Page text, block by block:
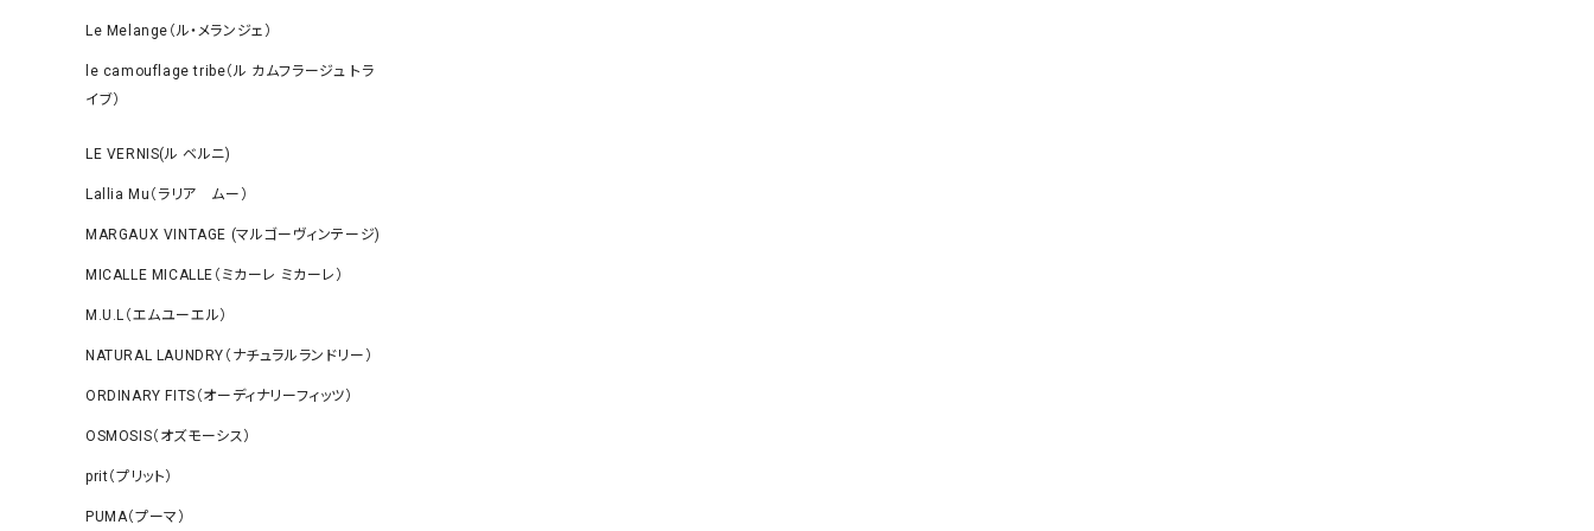
Le Melange（ル・メランジェ）
le camouflage tribe（ル カムフラージュ トラ
イブ）
LE VERNIS(ル ベルニ)
Lallia Mu（ラリア ムー）
MARGAUX VINTAGE (マルゴーヴィンテージ)
MICALLE MICALLE（ミカーレ ミカーレ）
M.U.L（エムユーエル）
NATURAL LAUNDRY（ナチュラルランドリー）
ORDINARY FITS（オーディナリーフィッツ）
OSMOSIS（オズモーシス）
prit（プリット）
PUMA（プーマ）